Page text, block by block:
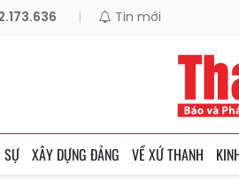
| Tin mới
SỰ XÂY DỰNG ĐẢNG VỀ XỨ THANH